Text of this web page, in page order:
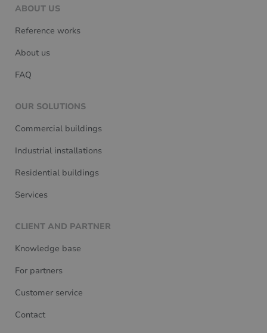
ABOUT US
Reference works
About us
FAQ
OUR SOLUTIONS
Commercial buildings
Industrial installations
Residential buildings
Services
CLIENT AND PARTNER
Knowledge base
For partners
Customer service
Contact